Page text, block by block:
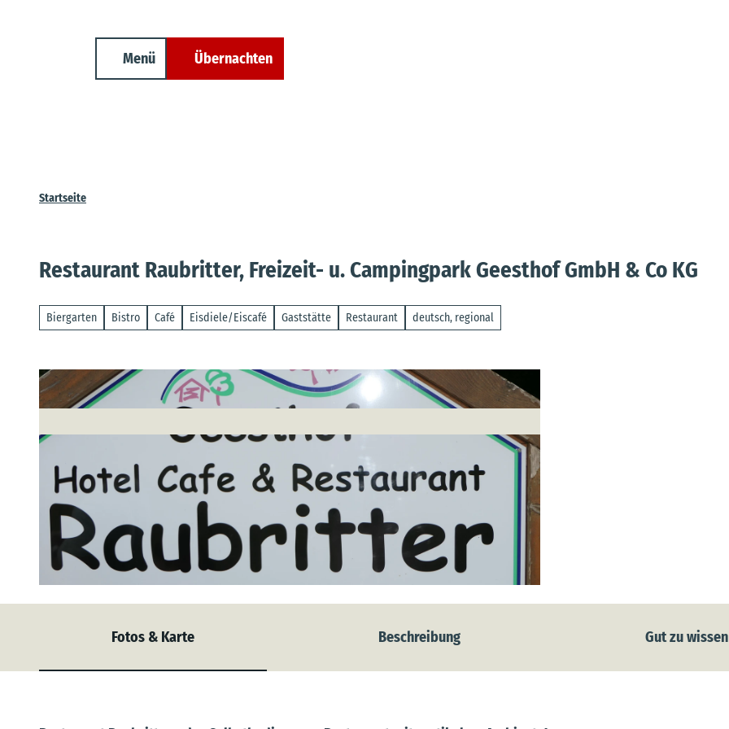
Menü Übernachten
Startseite
Restaurant Raubritter, Freizeit- u. Campingpark Geesthof GmbH & Co KG
Biergarten Bistro Café Eisdiele/Eiscafé Gaststätte Restaurant deutsch, regional
Fotos & Karte Beschreibung Gut zu wissen